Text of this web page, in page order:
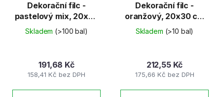
Dekorační filc -
pastelový mix, 20x30
cm (10 archů)
Skladem (>100 bal)
158,41 Kč bez DPH
191,68 Kč
Dekorační filc -
oranžový, 20x30 cm
(10 archů)
Skladem (>10 bal)
175,66 Kč bez DPH
212,55 Kč